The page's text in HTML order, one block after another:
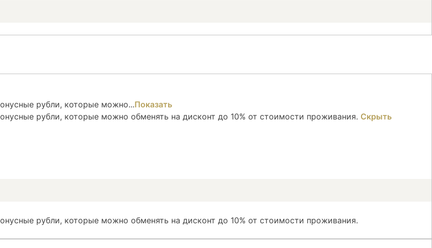
рубли, которые можно...Показать
рубли, которые можно обменять на дисконт до 10% от стоимости проживания. Скрыть
рубли, которые можно обменять на дисконт до 10% от стоимости проживания.